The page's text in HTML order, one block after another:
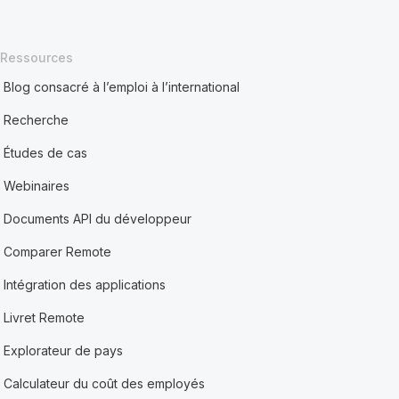
Ressources
Blog consacré à l’emploi à l’international
Recherche
Études de cas
Webinaires
Documents API du développeur
Comparer Remote
Intégration des applications
Livret Remote
Explorateur de pays
Calculateur du coût des employés